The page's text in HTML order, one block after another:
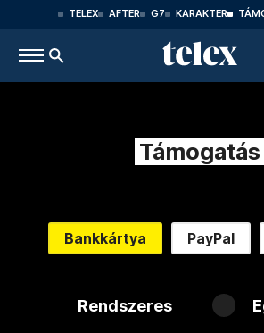
TELEX AFTER G7 KARAKTER
Támogatás
Bankkártya PayPal
Rendszeres